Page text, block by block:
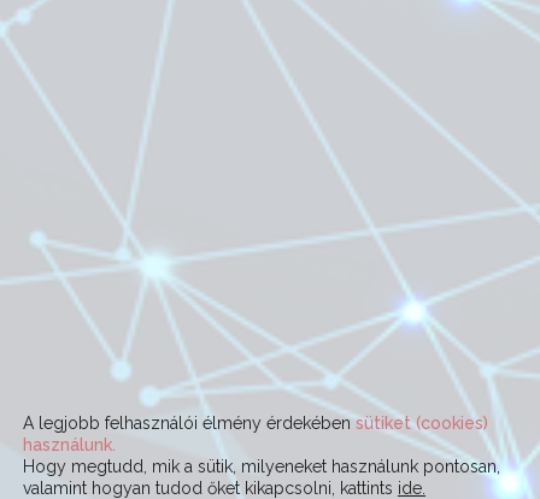
A legjobb felhasználói élmény érdekébensütiket (cookies)
használunk.
Hogy megtudd, mik a sütik, milyeneket használunk pontosan,
valamint hogyan tudod őket kikapcsolni, kattints ide.